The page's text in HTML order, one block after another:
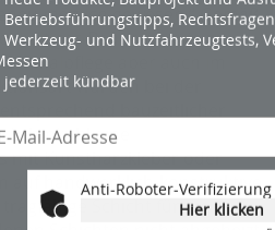
möglich gewesen.“ Gemäß
Bauen bereits zu
aber auch im
wurden bei der
bauzeitlicher
eine
mit Kunstharzkleber oder
auf handwerklich-konstruktive,
Schicht für die
Betriebsführungstipps,
Werkzeug- und Nutzfahrzeugtests,
jederzeit kündbar
Anti-Roboter-Verifizierung
Hier klicken